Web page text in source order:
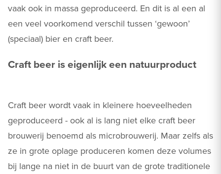
vaak ook in massa geproduceerd. En dit is al een al
een veel voorkomend verschil tussen ‘gewoon’
(speciaal) bier en craft beer.
Craft beer is eigenlijk een natuurproduct
Craft beer wordt vaak in kleinere hoeveelheden
geproduceerd - ook al is lang niet elke craft beer
brouwerij benoemd als microbrouwerij. Maar zelfs als
ze in grote oplage produceren komen deze volumes
bij lange na niet in de buurt van de grote traditionele